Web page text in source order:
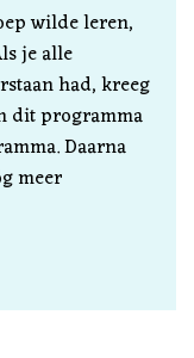
wilde leren,
je alle
had, kreeg
dit programma
Daarna
meer